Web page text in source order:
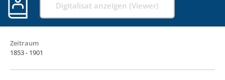
Digitalisat anzeigen (Viewer)
Zeitraum
1853 - 1901